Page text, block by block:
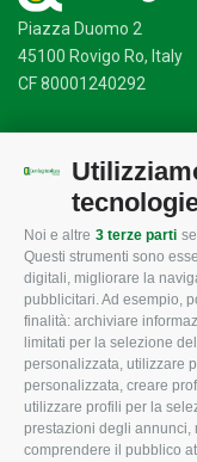
Noi e altre 3 terze parti
Questi strumenti sono
digitali, migliorare la
pubblicitari. Ad esempio,
finalità: archiviare
limitati per la selezione
personalizzata, utilizzare
personalizzata, creare
utilizzare profili per la
prestazioni degli annunci,
comprendere il pubblico
Piazza Duomo 2
45100 Rovigo Ro, Italy
CF 80001240292
Mappa del sito/
CONFAGRICOLTURA
ROVIGO
L'Associazione
Missione e Progetto
Organigramma
I Nostri Servizi